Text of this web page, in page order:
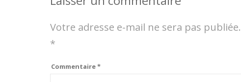
Votre adresse e-mail ne sera pas publiée.
*
Commentaire*